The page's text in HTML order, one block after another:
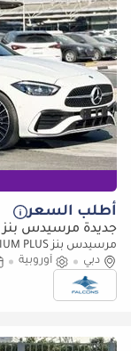
أطلب السعر
جديدة مرسيدس بنز C 200 PREMIUM PLUS
مرسيدس بنز C 200 PREMIUM PLUS (للتصدير فقط)
دبي
أوروبية